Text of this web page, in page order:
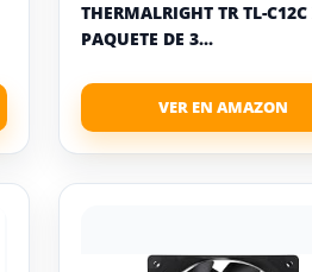
THERMALRIGHT TR TL-
PAQUETE DE 3...